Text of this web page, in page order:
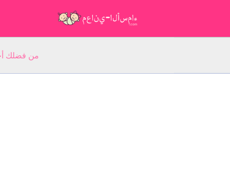
من فضلك أجب عن 5 أسئلة عن